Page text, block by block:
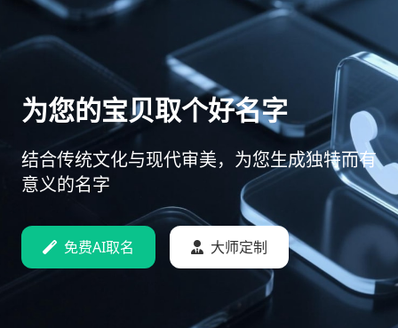
为您的宝贝取个好名字
结合传统文化与现代审美，为您生成独特而有
意义的名字
免费AI取名 大师定制